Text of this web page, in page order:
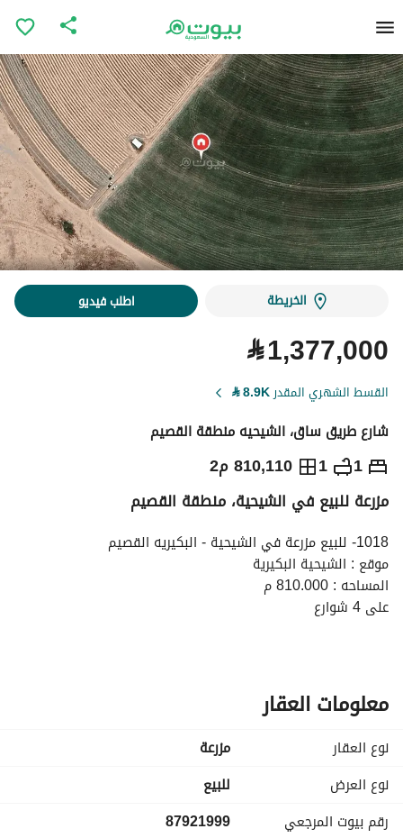
الخريطة اطلب فيديو
⃁1,377,000
القسط الشهري المقدر8.9K
⃁
شارع طريق ساق، الشيحيه منطقة القصيم
1
1 810,110 م2 ⃁
1,377,000
التفاصيل معلومات ترخيص الإعلان
مزرعة للبيع في الشيحية، منطقة القصيم
1018- للبيع مزرعة في الشيحية - البكيريه القصيم
موقع : الشيحية البكيرية
المساحه : 810.000 م
على 4 شوارع
بير عمق 300. الماء وافر
خزان ديزل 20.000 لتر.
السعر : 1.377. 000 ريال
**للتواصل ومعرفة المزيد من التفاصيل REAL HOME
اتصل بـ سعيد الحبيني (مع المباشر)
الرقم : 0530393029
رخصة رقم : 1200030610
معلومات العقار
نوع العقار
مزرعة
نوع العرض
للبيع
رقم بيوت المرجعي
87921999